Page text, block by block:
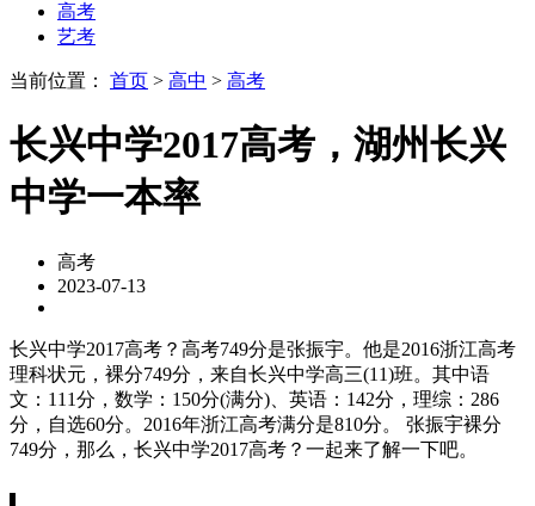
高考
艺考
当前位置： 首页 > 高中 > 高考
长兴中学2017高考，湖州长兴
中学一本率
高考
2023-07-13
长兴中学2017高考？高考749分是张振宇。他是2016浙江高考
理科状元，裸分749分，来自长兴中学高三(11)班。其中语
文：111分，数学：150分(满分)、英语：142分，理综：286
分，自选60分。2016年浙江高考满分是810分。 张振宇裸分
749分，那么，长兴中学2017高考？一起来了解一下吧。